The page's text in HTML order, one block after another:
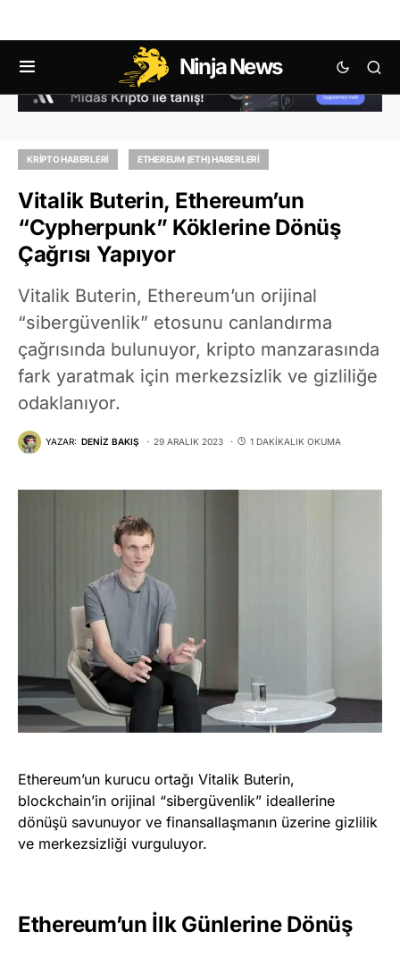
Ninja News
KRIPTO HABERLERI ETHEREUM (ETH) HABERLERI
Vitalik Buterin, Ethereum’un
“Cypherpunk” Köklerine Dönüş
Çağrısı Yapıyor
Vitalik Buterin, Ethereum’un orijinal
“sibergüvenlik” etosunu canlandırma
çağrısında bulunuyor, kripto manzarasında
fark yaratmak için merkezsizlik ve gizliliğe
odaklanıyor.
YAZAR: DENIZ BAKIŞ 29 ARALIK 2023 1 DAKIKALIK OKUMA
Ethereum’un kurucu ortağı Vitalik Buterin,
blockchain’in orijinal “sibergüvenlik” ideallerine
dönüşü savunuyor ve finansallaşmanın üzerine gizlilik
ve merkezsizliği vurguluyor.
Ethereum’un İlk Günlerine Dönüş